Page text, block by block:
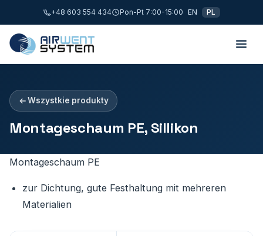
+48 603 554 434 Pon-Pt 7:00-15:00 EN PL
Wszystkie produkty
Montageschaum PE, Sillikon
Montageschaum PE
zur Dichtung, gute Festhaltung mit mehreren
Materialien